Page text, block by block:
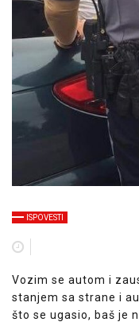
ISPOVESTI
Vozim se autom i
stanjem sa strane i
što se ugasio, baš je